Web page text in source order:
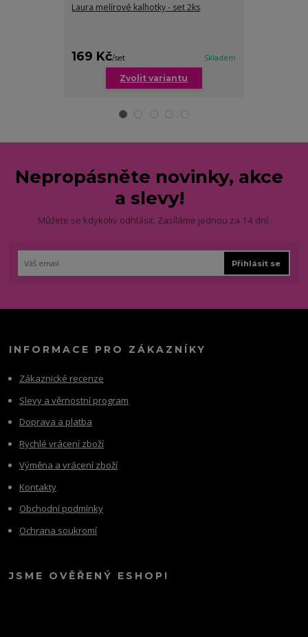
Laura melírové kalhotky - set 2ks
169 Kč/set Skladem
Zvolit variantu
Nepropásněte novinky, akce
a slevy!
Můžete se kdykoliv odhlásit. Zasíláme jednou za 14 dní.
Přihlásit se
INFORMACE PRO ZÁKAZNÍKY
Zákaznické recenze
Slevy a věrnostní program
Doprava a platba
Rychlé vrácení zboží
Výměna a vrácení zboží
Kontakty
Obchodní podmínky
Ochrana soukromí
JSME OVĚŘENÝ ESHOP!